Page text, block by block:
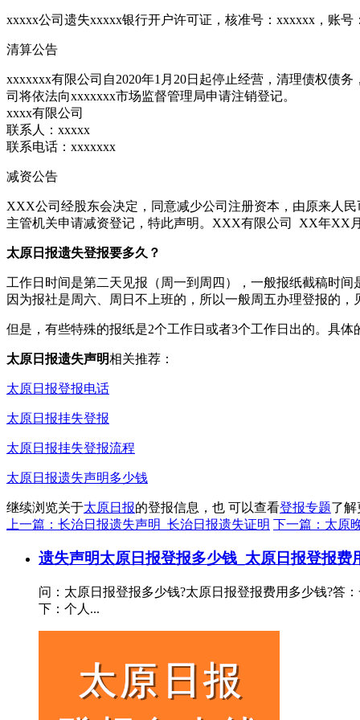
xxxxx公司遗失xxxxx银行开户许可证，核准号：xxxxxx，账号
清算公告
xxxxxxx有限公司自2020年1月20日起停止经营，清理债权债
司将依法向xxxxxxx市场监督管理局申请注销登记。
xxxx有限公司
联系人：xxxxx
联系电话：xxxxxxx
减资公告
XXX公司经股东会决定，同意减少公司注册资本，由原来人
主管机关申请减资登记，特此声明。XXX有限公司 XX年XX
太原日报遗失登报要多久？
工作日时间是第二天见报（周一到周四），一般报纸截稿时
因为报社是周六、周日不上班的，所以一般周五办理登报的
但是，有些特殊的报纸是2个工作日或者3个工作日出的。具
太原日报遗失声明相关推荐：
太原日报登报电话
太原日报挂失登报
太原日报挂失登报流程
太原日报遗失声明多少钱
继续浏览关于太原日报的登报信息，也 可以查看登报专题了解
上一篇：长治日报遗失声明_长治日报遗失证明 下一篇：太原
遗失声明太原日报登报多少钱_太原日报登报费
问：太原日报登报多少钱?太原日报登报费用多少钱?答
下：个人...